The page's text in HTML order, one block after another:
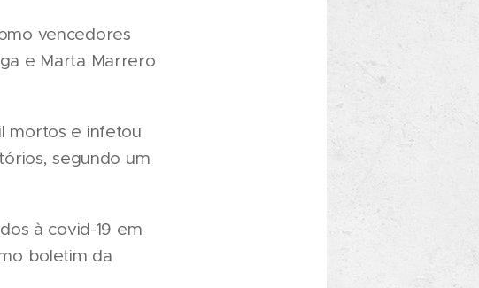
vencedores
e Marta Marrero
mortos e infetou
segundo um
à covid-19 em
boletim da